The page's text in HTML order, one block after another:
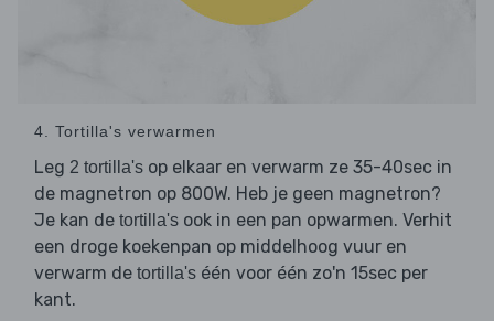
4. Tortilla's verwarmen
Leg 2 tortilla's op elkaar en verwarm ze 35-40sec in
de magnetron op 800W. Heb je geen magnetron?
Je kan de tortilla's ook in een pan opwarmen. Verhit
een droge koekenpan op middelhoog vuur en
verwarm de tortilla's één voor één zo'n 15sec per
kant.